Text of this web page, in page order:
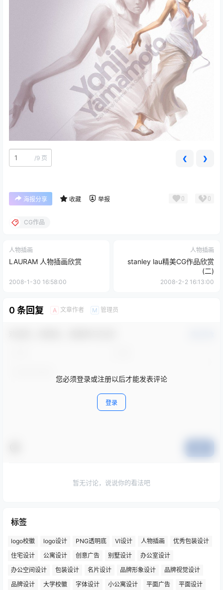
/9 页 ❮ ❯
海报分享 收藏 举报 0 0
CG作品
人物插画
LAURAM 人物插画欣赏
2008-1-30 16:58:00
人物插画
stanley lau精美CG作品欣赏
(二)
2008-2-2 16:13:00
0 条回复 A 文章作者 M 管理员
您必须登录或注册以后才能发表评论
登录
暂无讨论，说说你的看法吧
标签
logo校徽 logo设计 PNG透明底 VI设计 人物插画
优秀包装设计
住宅设计
公寓设计 创意广告 别墅设计
办公室设计
办公空间设计
包装设计 名片设计 品牌形象设计
品牌视觉设计
品牌设计
大学校徽 字体设计 小公寓设计 平面广告 平面设计